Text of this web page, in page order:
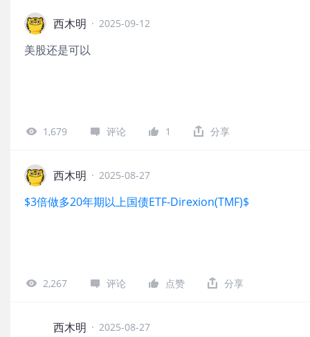
西木明 · 2025-09-12
美股还是可以
1,679 评论 1 分享
西木明 · 2025-08-27
$3倍做多20年期以上国债ETF-Direxion(TMF)$
2,267 评论 点赞 分享
西木明 · 2025-08-27